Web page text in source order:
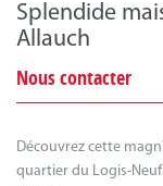
Splendide
Allauch
Nous contacter
Découvrez cette
quartier du Logis-